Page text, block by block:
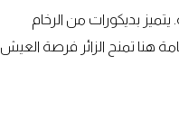
بديكورات من الرخام
هنا تمنح الزائر فرصة العيش